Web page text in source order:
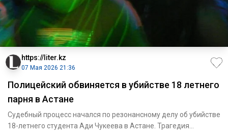
https://liter.kz
07 Мая 2026 21:36
Полицейский обвиняется в убийстве 18 летнего
парня в Астане
Судебный процесс начался по резонансному делу об убийстве
18-летнего студента Ади Чукеева в Астане. Трагедия